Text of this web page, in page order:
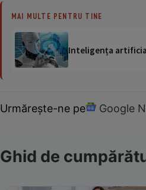
MAI MULTE PENTRU TINE
Inteligența
Urmărește-ne pe Google
Ghid de